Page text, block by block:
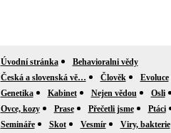
Úvodní stránka
Behavioralni vědy
Česká a slovenská vě…
Člověk Evoluce
Genetika
Kabinet Nejen vědou Osli
Ovce, kozy
Prase Přečetli jsme Ptáci
Semináře
Skot Vesmír
Viry, bakterie